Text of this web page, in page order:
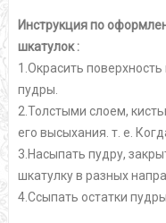
Инструкция по
шкатулок :
1.Окрасить
пудры.
2.Толстыми слоем,
его высыхания. т. е.
3.Насыпать пудру,
шкатулку в разных
4.Ссыпать остатки